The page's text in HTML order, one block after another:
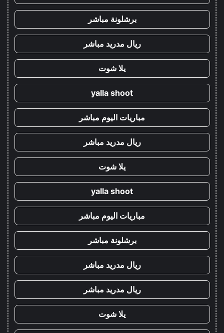
برشلونة مباشر
ريال مدريد مباشر
يلا شوت
yalla shoot
مباريات اليوم مباشر
ريال مدريد مباشر
يلا شوت
yalla shoot
مباريات اليوم مباشر
برشلونة مباشر
ريال مدريد مباشر
ريال مدريد مباشر
يلا شوت